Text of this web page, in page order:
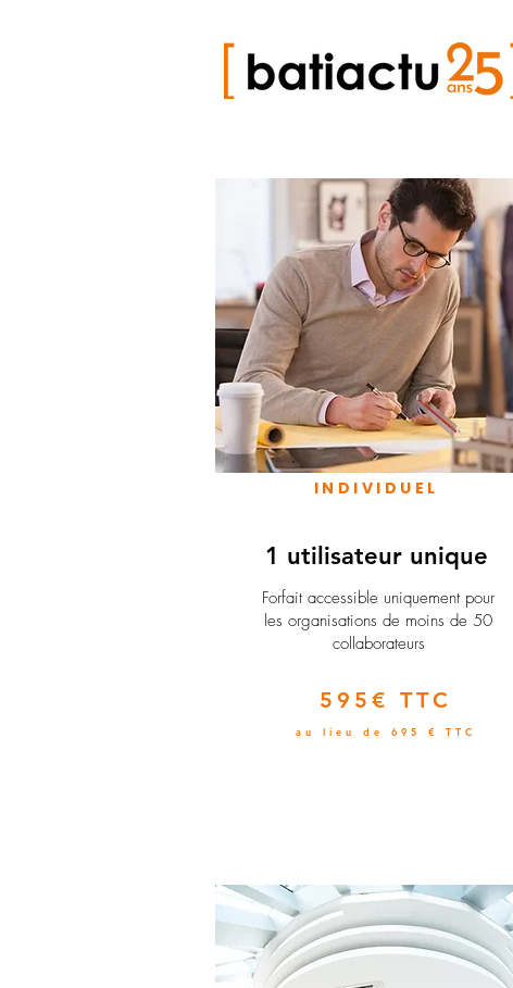
INDIVIDUEL
1 utilisateur unique
​Forfait accessible uniquement pour
les organisations de moins de 50
collaborateurs
595€ TTC
au lieu de 695 € TTC